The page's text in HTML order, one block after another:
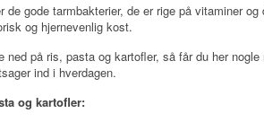
de gode tarmbakterier, de er rige på vitaminer
og hjernevenlig kost.
ned på ris, pasta og kartofler, så får du her
ind i hverdagen.
og kartofler: